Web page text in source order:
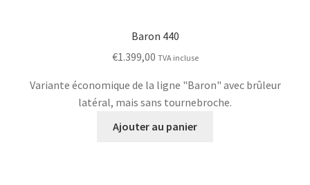
Baron 440
€1.399,00 TVA incluse
Variante économique de la ligne "Baron" avec brûleur
latéral, mais sans tournebroche.
Ajouter au panier